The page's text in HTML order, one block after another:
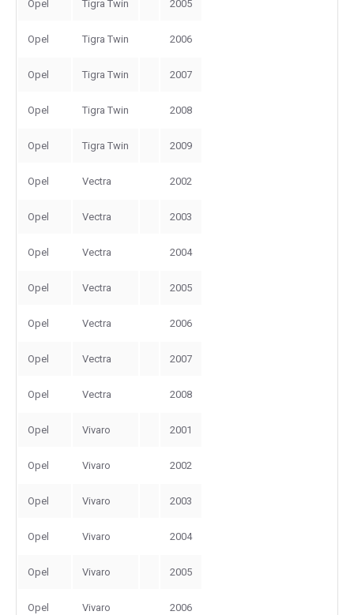
Opel Tigra Twin 2005
Opel Tigra Twin 2006
Opel Tigra Twin 2007
Opel Tigra Twin 2008
Opel Tigra Twin 2009
Opel Vectra 2002
Opel Vectra 2003
Opel Vectra 2004
Opel Vectra 2005
Opel Vectra 2006
Opel Vectra 2007
Opel Vectra 2008
Opel Vivaro 2001
Opel Vivaro 2002
Opel Vivaro 2003
Opel Vivaro 2004
Opel Vivaro 2005
Opel Vivaro 2006